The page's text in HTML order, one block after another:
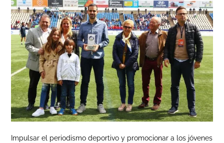
Impulsar el periodismo deportivo y promocionar a los jóvenes